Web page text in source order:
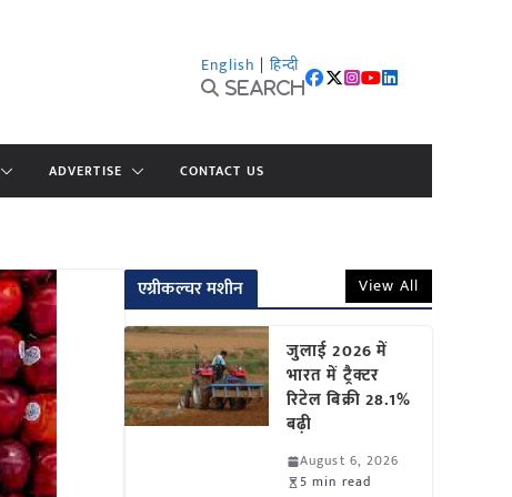
English | हिन्दी
Search
ADVERTISE CONTACT US
एग्रीकल्चर मशीन View All
जुलाई 2026 में
भारत में ट्रैक्टर
रिटेल बिक्री 28.1%
बढ़ी
August 6, 2026
5 min read